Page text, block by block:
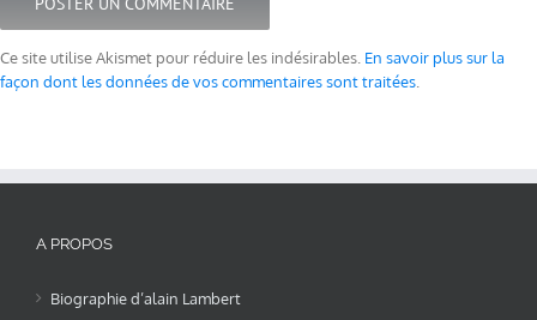
Ce site utilise Akismet pour réduire les indésirables. En savoir plus sur la
façon dont les données de vos commentaires sont traitées
A PROPOS
Biographie d’alain Lambert